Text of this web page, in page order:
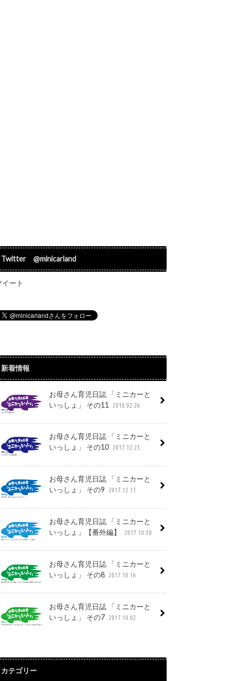
Twitter @minicarland
イート
新着情報
お母さん育児日誌 「ミニカーと
いっしょ」 その11
2018.02.26
お母さん育児日誌 「ミニカーと
いっしょ」 その10 2017.12.25
お母さん育児日誌 「ミニカーと
いっしょ」 その9
2017.12.11
お母さん育児日誌 「ミニカーと
いっしょ」【番外編】
2017.10.30
お母さん育児日誌 「ミニカーと
いっしょ」 その8 2017.10.16
お母さん育児日誌 「ミニカーと
いっしょ」 その7 2017.10.02
カテゴリー